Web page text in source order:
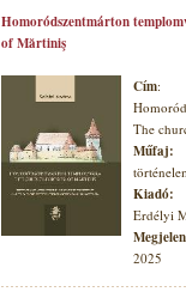
Homoródszentmárton
of Mărtiniş
Cím:
The
Műfaj:
Kiadó:
Erdélyi
2025